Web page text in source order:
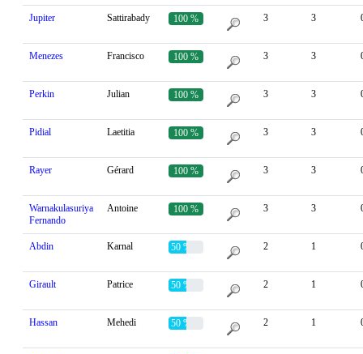
Jupiter Sattirabady 100 % 3 3
Menezes Francisco 100 % 3 3
Perkin Julian 100 % 3 3
Pidial Laetitia 100 % 3 3
Rayer Gérard 100 % 3 3
Warnakulasuriya
Fernando
Antoine 100 % 3 3
Abdin Karnal 50 % 2 1
Girault Patrice 50 % 2 1
Hassan Mehedi 50 % 2 1